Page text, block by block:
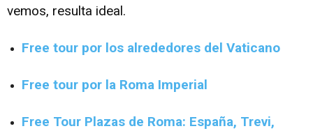
vemos, resulta ideal.
Free tour por los alrededores del Vaticano
Free tour por la Roma Imperial
Free Tour Plazas de Roma: España, Trevi,